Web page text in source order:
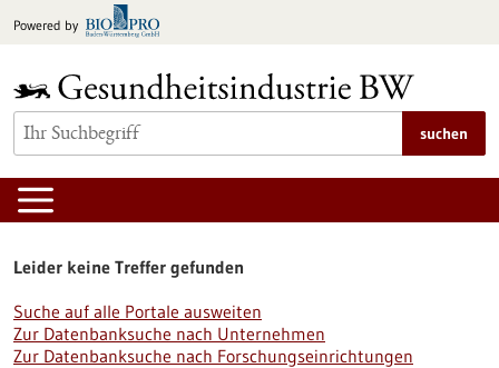
Inhalt
Powered by
suchen
Leider keine Treffer gefunden
Suche auf alle Portale ausweiten
Zur Datenbanksuche nach Unternehmen
Zur Datenbanksuche nach Forschungseinrichtungen